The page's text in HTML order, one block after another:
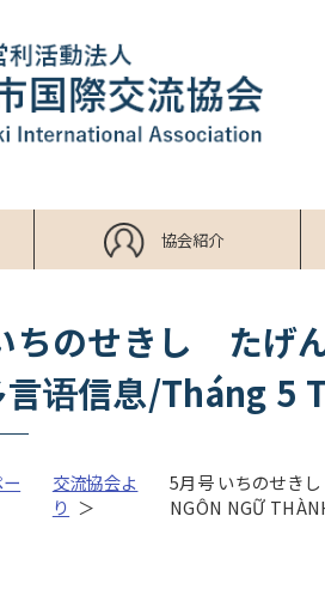
協会紹介
ちのせきし た
言语信息/Tháng 5
交流協会よ
り
5月号 いちのせき
NGÔN NGỮ